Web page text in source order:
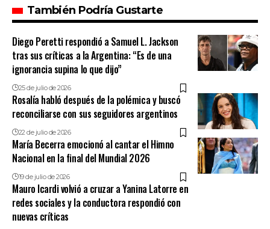
También Podría Gustarte
Diego Peretti respondió a Samuel L. Jackson
tras sus críticas a la Argentina: “Es de una
ignorancia supina lo que dijo”
25 de julio de 2026
Rosalía habló después de la polémica y buscó
reconciliarse con sus seguidores argentinos
22 de julio de 2026
María Becerra emocionó al cantar el Himno
Nacional en la final del Mundial 2026
19 de julio de 2026
Mauro Icardi volvió a cruzar a Yanina Latorre en
redes sociales y la conductora respondió con
nuevas críticas